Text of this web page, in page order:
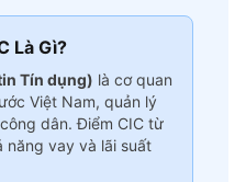
Là Gì?
Tín dụng) là cơ quan
Việt Nam, quản lý
dân. Điểm CIC từ
vay và lãi suất